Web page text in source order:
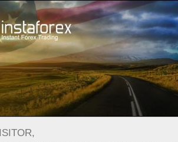
Opera con inteligencia, Gana